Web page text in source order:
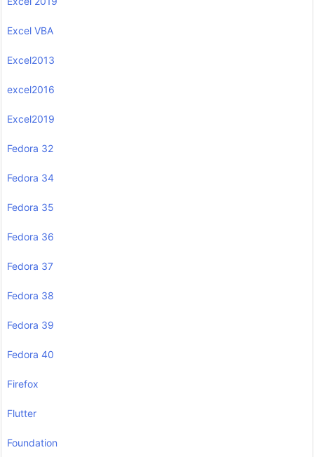
Excel VBA
Excel2013
excel2016
Excel2019
Fedora 32
Fedora 34
Fedora 35
Fedora 36
Fedora 37
Fedora 38
Fedora 39
Fedora 40
Firefox
Flutter
Foundation